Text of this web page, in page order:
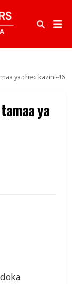
ya cheo kazini-46
ya